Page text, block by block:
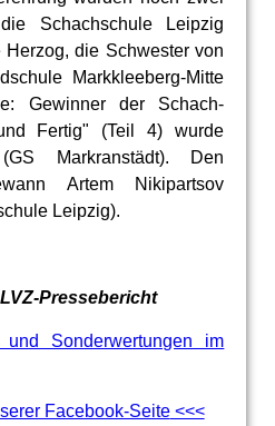
Schachschule Leipzig
die Schwester von
Markkleeberg-Mitte
Gewinner der Schach-
Fertig" (Teil 4) wurde
Markranstädt). Den
Artem Nikipartsov
Leipzig).
Pressebericht
Sonderwertungen im
Facebook-Seite<<<